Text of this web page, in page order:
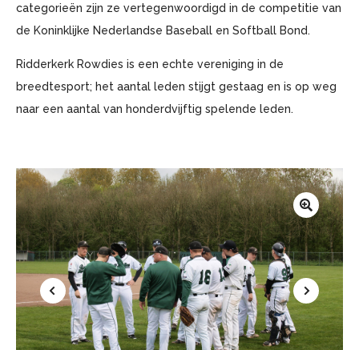
categorieën zijn ze vertegenwoordigd in de competitie van
de Koninklijke Nederlandse Baseball en Softball Bond.
Ridderkerk Rowdies is een echte vereniging in de
breedtesport; het aantal leden stijgt gestaag en is op weg
naar een aantal van honderdvijftig spelende leden.